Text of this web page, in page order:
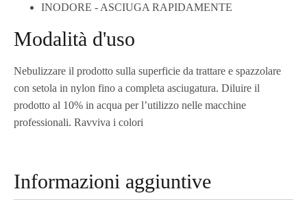
INODORE - ASCIUGA RAPIDAMENTE
Modalità d'uso
Nebulizzare il prodotto sulla superficie da trattare e spazzolare
con setola in nylon fino a completa asciugatura. Diluire il
prodotto al 10% in acqua per l’utilizzo nelle macchine
professionali. Ravviva i colori
Informazioni aggiuntive